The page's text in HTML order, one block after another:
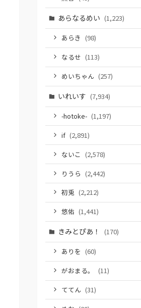
あらなるめい (1,223)
あらき (98)
なるせ (113)
めいちゃん (257)
いれいす (7,934)
-hotoke- (1,197)
if (2,891)
ないこ (2,578)
りうら (2,442)
初兎 (2,212)
悠佑 (1,441)
きみとぴあ！ (170)
ありを (60)
がおまる。
(11)
ててん (31)